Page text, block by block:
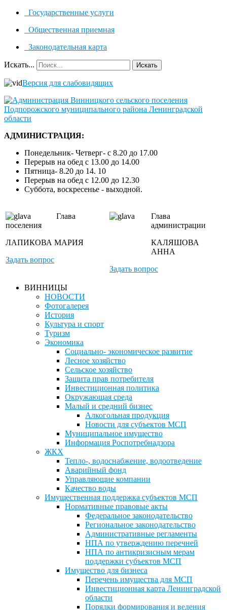
Государственные услуги
Общественная приемная
Законодательная карта
Искать... Искать
Версия для слабовидящих
АДМИНИСТРАЦИЯ:
Понедельник- Четверг- с 8.20 до 17.00
Перерыв на обед с 13.00 до 14.00
Пятница- 8.20 до 14. 10
Перерыв на обед с 12.00 до 12.30
Суббота, воскресенье - выходной.
Глава
поселения
ЛАПИКОВА МАРИЯ
Задать вопрос
Глава
администрации
КАЛЯШОВА
АННА
Задать вопрос
ВИННИЦЫ
НОВОСТИ
Фотогалерея
История
Культура и спорт
Туризм
Экономика
Социально- экономическое развитие
Лесное хозяйство
Сельское хозяйство
Защита прав потребителя
Инвестиционная политика
Окружающая среда
Малый и средний бизнес
Алкогольная продукция
Новости для субъектов МСП
Муниципальное имущество
Информация Роспотребнадзора
ЖКХ
Тепло-, водоснабжение, водоотведение
Аварийный фонд
Управляющие компании
Качество воды
Имущественная поддержка субъектов МСП
Нормативные правовые акты
Федеральное законодательство
Региональное законодательство
Административные регламенты
НПА по утверждению перечней
НПА по антикризисным мерам
поддержки субъектов МСП
Имущество для бизнеса
Перечень имущества для МСП
Инвестиционная карта Ленинградской
области
Порядки формирования и ведения